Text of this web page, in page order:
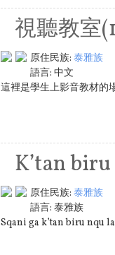
視聽教室
原住民族: 泰雅族
語言: 中文
這裡是學生上影音教材的
K’tan biru
原住民族: 泰雅族
語言: 泰雅族
Sqani ga k’tan biru nqu